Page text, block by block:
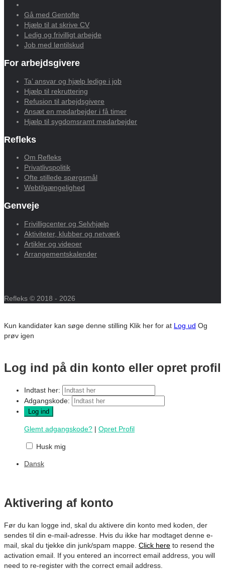
Gå med Gentofte
Hjælp til at skrive CV
Ledig og frivilligt arbejde
Job med løntilskud
For arbejdsgivere
Ta’ ansvar og hjælp ledige i job
Hjælp til rekruttering
Refusion til arbejdsgivere
Ansæt en medarbejder i få timer
Hjælp til sygdomsramt medarbejder
Refleks
Om Refleks
Privatlivspolitik
Ofte stillede spørgsmål
Webtilgængelighed
Genveje
Frivilligcenter og Selvhjælp
Aktiviteter, klubber og netværk
Artikler og videoer
Arrangementskalender
Refleks © 2018 - 2026
Kun kandidater kan søge denne stilling Klik her for at Log ud Og
prøv igen
Log ind på din konto eller opret profil
Indtast her:
Adgangskode:
Glemt adgangskode? | Opret Profil
Husk mig
Dansk
Aktivering af konto
Før du kan logge ind, skal du aktivere din konto med koden, der
sendes til din e-mail-adresse. Hvis du ikke har modtaget denne e-
mail, skal du tjekke din junk/spam mappe. Click here to resend the
activation email. If you entered an incorrect email address, you will
need to re-register with the correct email address.